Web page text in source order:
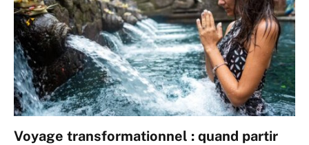
Voyage transformationnel : quand partir